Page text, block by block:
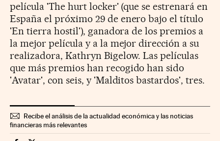
película 'The hurt locker' (que se estrenará en
España el próximo 29 de enero bajo el título
'En tierra hostil'), ganadora de los premios a
la mejor película y a la mejor dirección a su
realizadora, Kathryn Bigelow. Las películas
que más premios han recogido han sido
'Avatar', con seis, y 'Malditos bastardos', tres.
Recibe el análisis de la actualidad económica y las noticias
financieras más relevantes